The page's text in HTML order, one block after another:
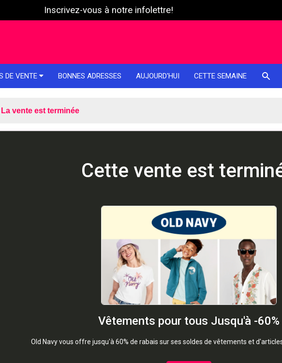
Inscrivez-vous à notre infolettre!
DE VENTE BONNES ADRESSES AUJOURD'HUI CETTE SEMAINE
La vente est terminée
Cette vente est
Vêtements pour tous Jusqu'à -60%
Old Navy vous offre jusqu'à 60% de rabais sur ses soldes de vêtements et